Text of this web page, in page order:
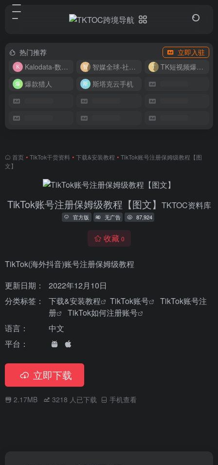
热门推荐
立即入驻
Kalodata-数据分析平台
智媒全球-社媒管理平台
TK短视频爆款复刻
爆款猎人
斯塔克云手机
首页 • TikTok干货资料 • 下载&安装教程 • TikTok账号注册保姆级教程【图
文】
TikTok账号注册保姆级教程【图文】 TKTOC资料库
官方版 无广告 87,924
收藏 0
TikTok(海外抖音)账号注册保姆级教程
更新日期：
2022年12月10日
分类标签：
下载&安装教程 TikTok账号
TikTok账号注
册
TikTok如何注册账号
语言：
中文
平台：
立即下载
2.17MB 3218 人已下载 手机查看